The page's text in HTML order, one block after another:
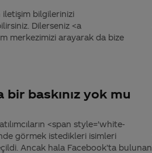
iletişim bilgilerinizi
Dilerseniz <a
merkezimizi arayarak da bize
baskınız yok mu
<span style='white-
görmek istedikleri isimleri
Ancak hala Facebook’ta bulunan